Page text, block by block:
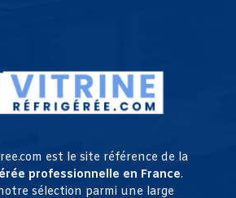
est le site référence de la
professionnelle en France.
sélection parmi une large